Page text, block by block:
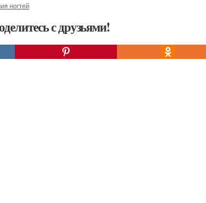
ногтей
с друзьями!